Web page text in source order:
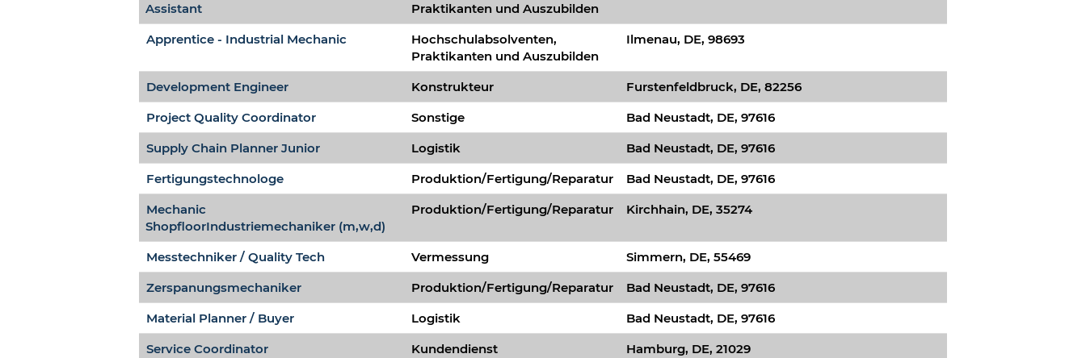
Assistant
Praktikanten und Auszubilden
Apprentice - Industrial Mechanic
Hochschulabsolventen,
Praktikanten und Auszubilden
Ilmenau, DE, 98693
Development Engineer Konstrukteur
Furstenfeldbruck, DE, 82256
Project Quality Coordinator
Sonstige
Bad Neustadt, DE, 97616
Supply Chain Planner Junior
Logistik
Bad Neustadt, DE, 97616
Fertigungstechnologe
Produktion/Fertigung/Reparatur
Bad Neustadt, DE, 97616
Mechanic
ShopfloorIndustriemechaniker (m,w,d)
Produktion/Fertigung/Reparatur Kirchhain, DE, 35274
Messtechniker / Quality Tech Vermessung
Simmern, DE, 55469
Zerspanungsmechaniker
Produktion/Fertigung/Reparatur
Bad Neustadt, DE, 97616
Material Planner / Buyer
Logistik
Bad Neustadt, DE, 97616
Service Coordinator
Kundendienst
Hamburg, DE, 21029